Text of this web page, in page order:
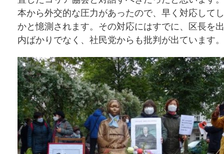
本から外交的な圧力があったので、早く対応して
かと憶測されます。その対応にはすでに、区長を
内ばかりでなく、社民党からも批判が出ています。